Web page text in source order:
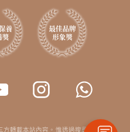
轉載本站內容。惟透過搜尋